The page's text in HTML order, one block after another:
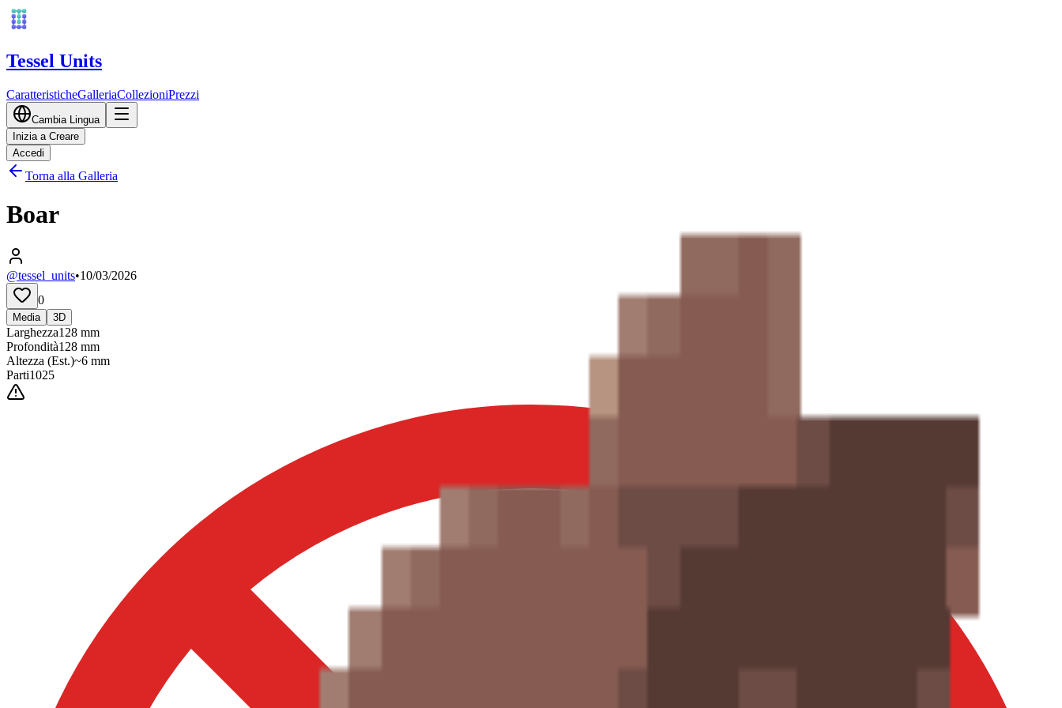
Tessel Units
CaratteristicheGalleriaCollezioniPrezzi
Cambia Lingua
Inizia a Creare
Accedi
Torna alla Galleria
Boar
@tessel_units•10/03/2026
0
Media 3D
Larghezza128 mm
Profondità128 mm
Altezza (Est.)~6 mm
Parti1025